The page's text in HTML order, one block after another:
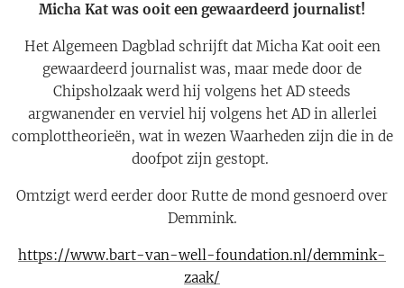
Micha Kat was ooit een gewaardeerd journalist!
Het Algemeen Dagblad schrijft dat Micha Kat ooit een
gewaardeerd journalist was, maar mede door de
Chipsholzaak werd hij volgens het AD steeds
argwanender en verviel hij volgens het AD in allerlei
complottheorieën, wat in wezen Waarheden zijn die in de
doofpot zijn gestopt.
Omtzigt werd eerder door Rutte de mond gesnoerd over
Demmink.
https://www.bart-van-well-foundation.nl/demmink-
zaak/